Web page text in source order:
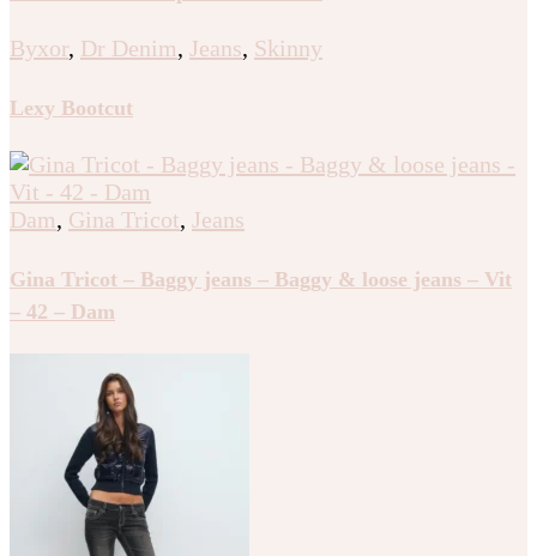
Byxor, Dr Denim, Jeans, Skinny
Lexy Bootcut
Dam, Gina Tricot, Jeans
Gina Tricot – Baggy jeans – Baggy & loose jeans – Vit
– 42 – Dam